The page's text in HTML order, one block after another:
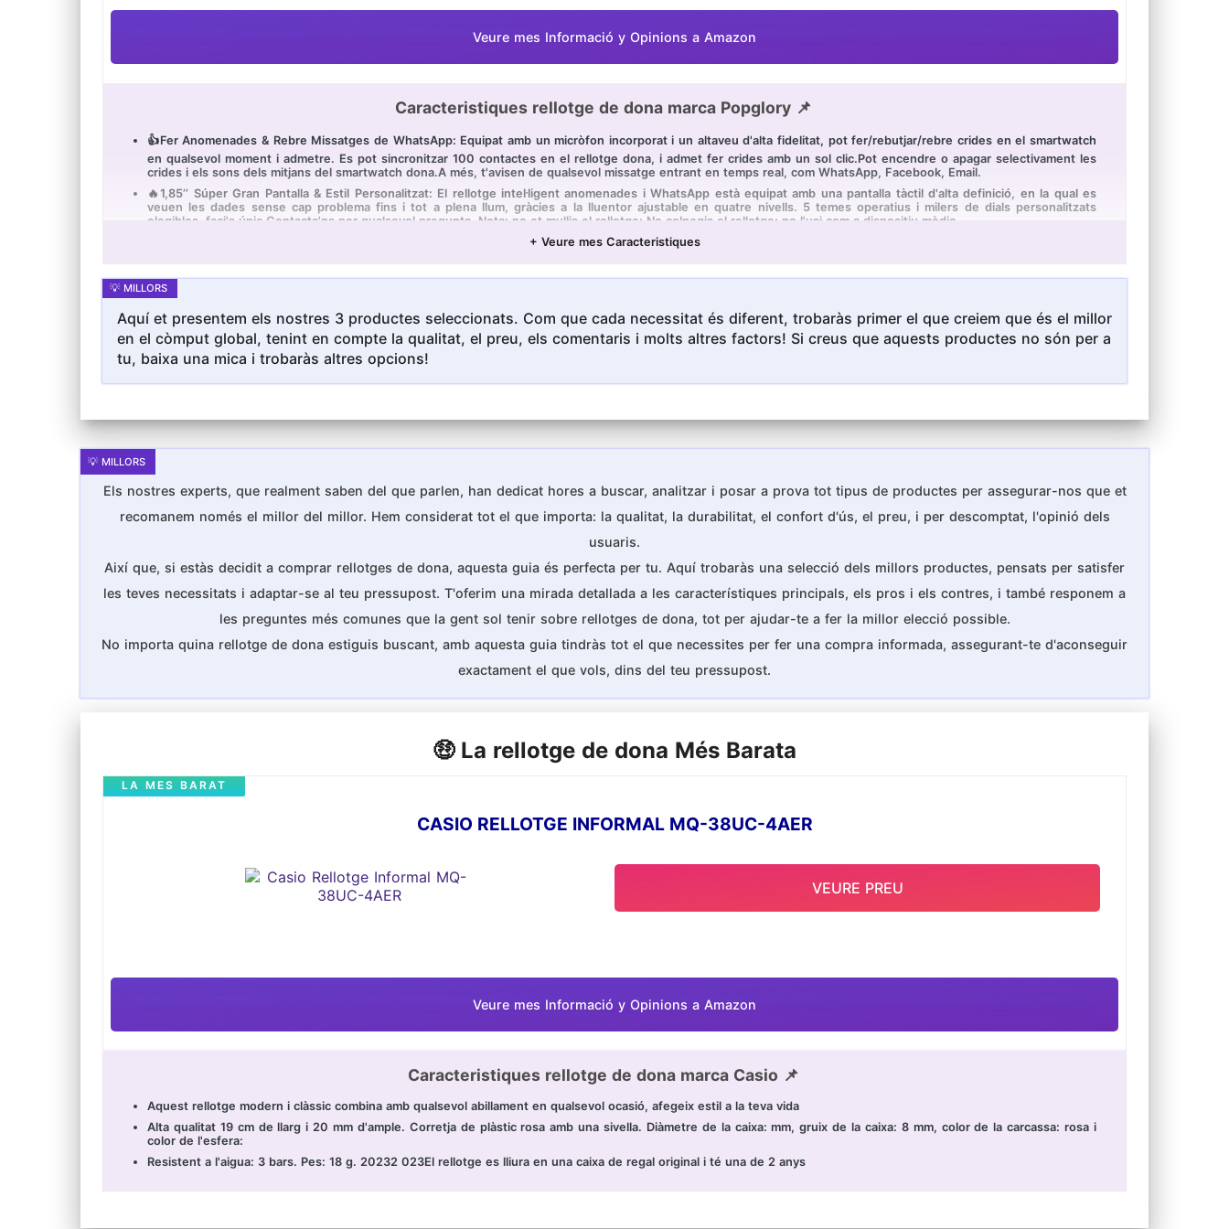
Veure mes Informació y Opinions a Amazon
Caracteristiques rellotge de dona marca Popglory 📌
👍Fer Anomenades & Rebre Missatges de WhatsApp: Equipat amb un micròfon incorporat i un altaveu d'alta fidelitat, pot fer/rebutjar/rebre crides en el smartwatch
en qualsevol moment i admetre. Es pot sincronitzar 100 contactes en el rellotge dona, i admet fer crides amb un sol clic.Pot encendre o apagar selectivament les
crides i els sons dels mitjans del smartwatch dona.A més, t'avisen de qualsevol missatge entrant en temps real, com WhatsApp, Facebook, Email.
🔥1,85’’ Súper Gran Pantalla & Estil Personalitzat: El rellotge intel·ligent anomenades i WhatsApp està equipat amb una pantalla tàctil d'alta definició, en la qual es
veuen les dades sense cap problema fins i tot a plena llum, gràcies a la lluentor ajustable en quatre nivells. 5 temes operatius i milers de dials personalitzats
elegibles, faci's únic.Contacta'ns per qualsevol pregunta. Nota: no et mullis el rellotge; No colpegis el rellotge; no l'usi com a dispositiu mèdic.
💎Seguiment exhaustiu de la salut & Assistent de Veu: El rellotge admet el mesurament automàtic de la freqüència cardíaca/oxigen en sang, i el control de la pressió
🌸20+ Maneres Esportives: El rellotge intel·ligent dona admet caminar, córrer, ioga i altres maneres esportives, que són adequats per a una varietat d'escenaris
rellotge conté peces petites i no pot caure des d'una altura elevada; Dona suport a la vida impermeable i no es recomana banyar-se, nedar, bussejar, etc.
💚Compatibilitat & Dues Corretges de Repuestao: El rellotge intel·ligent és compatible amb iOS 9,0 o Android 5,0 i superior, no per a tauletes i computadores. Hi ha
més funcions com el pronòstic del temps, el recordatori de sedentarisme, el temporitzador, el cronòmetre, la cerca de telèfon intel·ligent i més. Li oferim una corretja
de metall i una corretja de silicona.Oferim un any de garantia & suporti tècnic per sempre. Qualsevol problema, estarem en la seva disposició.
+ Veure mes Caracteristiques
Aquí et presentem els nostres 3 productes seleccionats. Com que cada necessitat és diferent, trobaràs primer el que creiem que és el millor
en el còmput global, tenint en compte la qualitat, el preu, els comentaris i molts altres factors! Si creus que aquests productes no són per a
tu, baixa una mica i trobaràs altres opcions!
Els nostres experts, que realment saben del que parlen, han dedicat hores a buscar, analitzar i posar a prova tot tipus de productes per assegurar-nos que et
recomanem només el millor del millor. Hem considerat tot el que importa: la qualitat, la durabilitat, el confort d'ús, el preu, i per descomptat, l'opinió dels
usuaris.
Així que, si estàs decidit a comprar rellotges de dona, aquesta guia és perfecta per tu. Aquí trobaràs una selecció dels millors productes, pensats per satisfer
les teves necessitats i adaptar-se al teu pressupost. T'oferim una mirada detallada a les característiques principals, els pros i els contres, i també responem a
les preguntes més comunes que la gent sol tenir sobre rellotges de dona, tot per ajudar-te a fer la millor elecció possible.
No importa quina rellotge de dona estiguis buscant, amb aquesta guia tindràs tot el que necessites per fer una compra informada, assegurant-te d'aconseguir
exactament el que vols, dins del teu pressupost.
🤑 La rellotge de dona Més Barata
CASIO RELLOTGE INFORMAL MQ-38UC-4AER
LA MES BARAT
Veure mes Informació y Opinions a Amazon
Caracteristiques rellotge de dona marca Casio 📌
Aquest rellotge modern i clàssic combina amb qualsevol abillament en qualsevol ocasió, afegeix estil a la teva vida
Alta qualitat 19 cm de llarg i 20 mm d'ample. Corretja de plàstic rosa amb una sivella. Diàmetre de la caixa: mm, gruix de la caixa: 8 mm, color de la carcassa: rosa i
color de l'esfera:
Resistent a l'aigua: 3 bars. Pes: 18 g. 20232 023El rellotge es lliura en una caixa de regal original i té una de 2 anys
VEURE PREU